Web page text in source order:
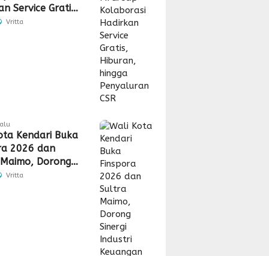
Service Gratis,
hingga
Vritta
Kendari Buka
2026 dan
Dorong
Vritta